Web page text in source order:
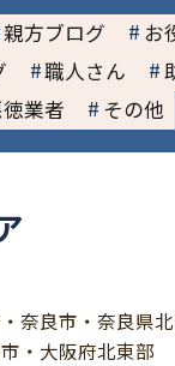
親方ブログ
お
職人さん
業者 その他
・奈良市・奈良県
・大阪府北東部